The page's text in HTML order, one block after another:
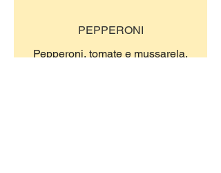
PEPPERONI
Pepperoni, tomate e mussarela.